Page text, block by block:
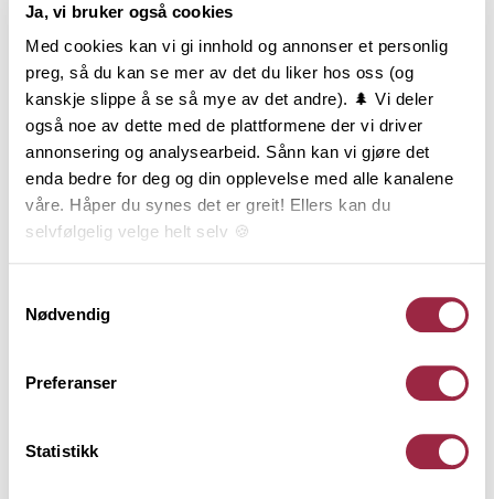
Ja, vi bruker også cookies
Med cookies kan vi gi innhold og annonser et personlig
preg, så du kan se mer av det du liker hos oss (og
kanskje slippe å se så mye av det andre). 🌲 Vi deler
også noe av dette med de plattformene der vi driver
annonsering og analysearbeid. Sånn kan vi gjøre det
enda bedre for deg og din opplevelse med alle kanalene
våre. Håper du synes det er greit! Ellers kan du
selvfølgelig velge helt selv 🍪
Nødvendig
Preferanser
Statistikk
Fra drivhusdrøm til helårs uterom
FIANLIST 7 | HEGE OG MORTEN GJESSING |